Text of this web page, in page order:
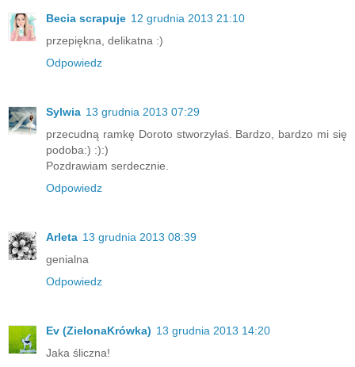
Becia scrapuje 12 grudnia 2013 21:10
przepiękna, delikatna :)
Odpowiedz
Sylwia 13 grudnia 2013 07:29
przecudną ramkę Doroto stworzyłaś. Bardzo, bardzo mi się
podoba:) :):)
Pozdrawiam serdecznie.
Odpowiedz
Arleta 13 grudnia 2013 08:39
genialna
Odpowiedz
Ev (ZielonaKrówka) 13 grudnia 2013 14:20
Jaka śliczna!